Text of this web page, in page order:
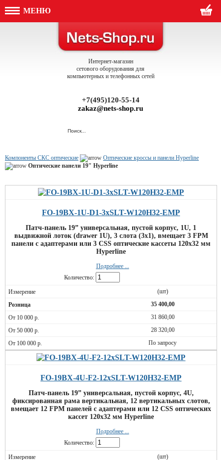
МЕНЮ
Интернет-магазин
сетового оборудования для
компьютерных и телефонных сетей
+7(495)120-55-14
zakaz@nets-shop.ru
Компоненты СКС оптические
Оптические кроссы и панели Hyperline
Оптические панели 19" Hyperline
FO-19BX-1U-D1-3xSLT-W120H32-EMP
Патч-панель 19” универсальная, пустой корпус, 1U, 1
выдвижной лоток (drawer 1U), 3 слота (3х1), вмещает 3 FPM
панели с адаптерами или 3 CSS оптические кассеты 120х32 мм
Hyperline
Подробнее ...
Количество:
(шт)
35 400,00
31 860,00
28 320,00
По запросу
FO-19BX-4U-F2-12xSLT-W120H32-EMP
Патч-панель 19” универсальная, пустой корпус, 4U,
фиксированная рама вертикальная, 12 вертикальных слотов,
вмещает 12 FPM панелей с адаптерами или 12 CSS оптических
кассет 120х32 мм Hyperline
Подробнее ...
Количество:
(шт)